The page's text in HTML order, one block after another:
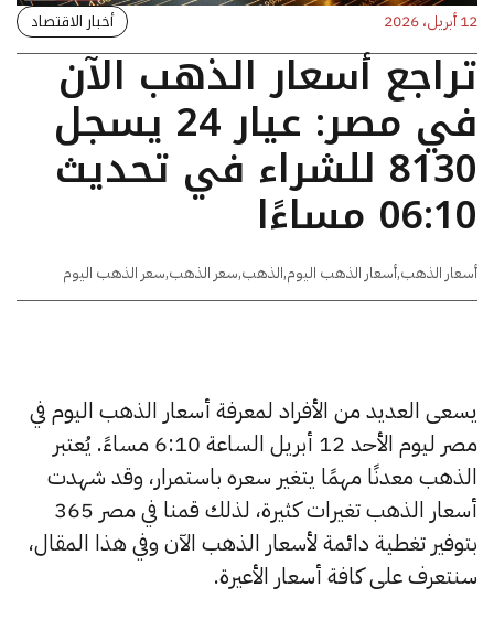
12 أبريل، 2026 أخبار الاقتصاد
تراجع أسعار الذهب الآن
في مصر: عيار 24 يسجل
8130 للشراء في تحديث
06:10 مساءًا
أسعار الذهب,أسعار الذهب اليوم,الذهب,سعر الذهب,سعر الذهب اليوم
يسعى العديد من الأفراد لمعرفة أسعار الذهب اليوم في
مصر ليوم الأحد 12 أبريل الساعة 6:10 مساءً. يُعتبر
الذهب معدنًا مهمًا يتغير سعره باستمرار، وقد شهدت
أسعار الذهب تغيرات كثيرة، لذلك قمنا في مصر 365
بتوفير تغطية دائمة لأسعار الذهب الآن وفي هذا المقال،
سنتعرف على كافة أسعار الأعيرة.